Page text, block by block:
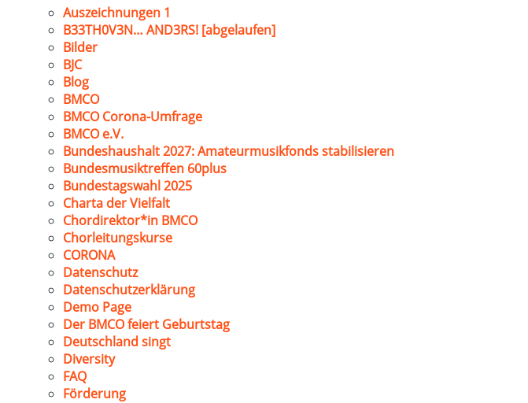
Auszeichnungen 1
B33TH0V3N… AND3RS! [abgelaufen]
Bilder
BJC
Blog
BMCO
BMCO Corona-Umfrage
BMCO e.V.
Bundeshaushalt 2027: Amateurmusikfonds stabilisieren
Bundesmusiktreffen 60plus
Bundestagswahl 2025
Charta der Vielfalt
Chordirektor*in BMCO
Chorleitungskurse
CORONA
Datenschutz
Datenschutzerklärung
Demo Page
Der BMCO feiert Geburtstag
Deutschland singt
Diversity
FAQ
Förderung